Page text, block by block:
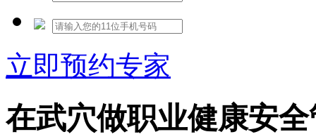
立即预约专家
在武穴做职业健康安